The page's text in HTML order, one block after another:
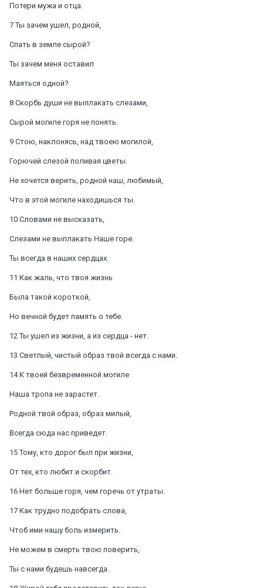
Потери мужа и отца.
7 Ты зачем ушел, родной,
Спать в земле сырой?
Ты зачем меня оставил
Маяться одной?
8 Скорбь души не выплакать слезами,
Сырой могиле горя не понять.
9 Стою, наклонясь, над твоею могилой,
Горючей слезой поливая цветы.
Не хочется верить, родной наш, любимый,
Что в этой могиле находишься ты.
10 Словами не высказать,
Слезами не выплакать Наше горе.
Ты всегда в наших сердцах.
11 Как жаль, что твоя жизнь
Была такой короткой,
Но вечной будет память о тебе.
12 Ты ушел из жизни, а из сердца - нет.
13 Светлый, чистый образ твой всегда с нами.
14 К твоей безвременной могиле
Наша тропа не зарастет.
Родной твой образ, образ милый,
Всегда сюда нас приведет.
15 Тому, кто дорог был при жизни,
От тех, кто любит и скорбит.
16 Нет больше горя, чем горечь от утраты.
17 Как трудно подобрать слова,
Чтоб ими нашу боль измерить.
Не можем в смерть твою поверить,
Ты с нами будешь навсегда.